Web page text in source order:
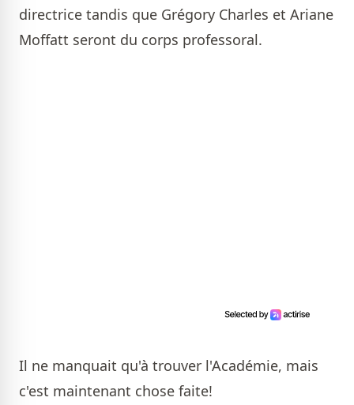
directrice tandis que Grégory Charles et Ariane
Moffatt seront du corps professoral.
Il ne manquait qu'à trouver l'Académie, mais
c'est maintenant chose faite!